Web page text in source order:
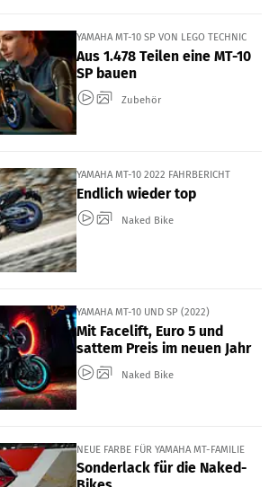
YAMAHA MT-10 SP VON LEGO TECHNIC
Aus 1.478 Teilen eine MT-10
SP bauen
Zubehör
YAMAHA MT-10 2022 FAHRBERICHT
Endlich wieder top
Naked Bike
YAMAHA MT-10 UND SP (2022)
Mit Facelift, Euro 5 und
sattem Preis im neuen Jahr
Naked Bike
NEUE FARBE FÜR YAMAHA MT-FAMILIE
Sonderlack für die Naked-